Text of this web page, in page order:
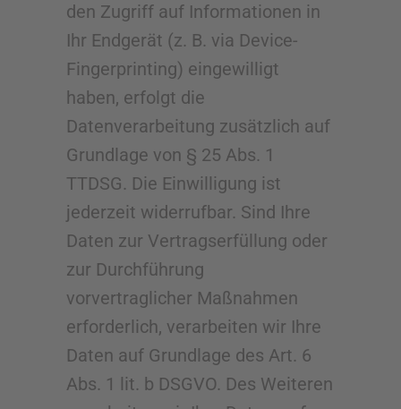
den Zugriff auf Informationen in
Ihr Endgerät (z. B. via Device-
Fingerprinting) eingewilligt
haben, erfolgt die
Datenverarbeitung zusätzlich auf
Grundlage von § 25 Abs. 1
TTDSG. Die Einwilligung ist
jederzeit widerrufbar. Sind Ihre
Daten zur Vertragserfüllung oder
zur Durchführung
vorvertraglicher Maßnahmen
erforderlich, verarbeiten wir Ihre
Daten auf Grundlage des Art. 6
Abs. 1 lit. b DSGVO. Des Weiteren